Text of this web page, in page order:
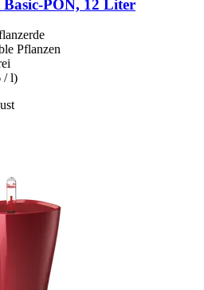
Basic-​PON, 12 Liter
Pflanzen
/ l)